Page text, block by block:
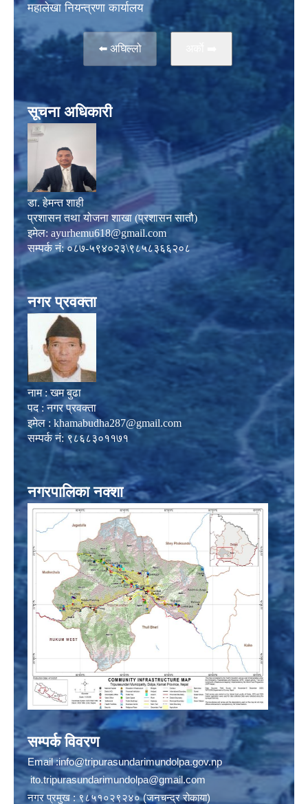
महालेखा नियन्त्रणा कार्यालय
⬅️ अघिल्लो
सूचना अधिकारी
डा. हेमन्त शाही
प्रशासन तथा योजना शाखा (प्रशासन सातौ)
इमेल: ayurhemu618@gmail.com
सम्पर्क नं: ०८७-५९४०२३\९८५८३६६२०८
नगर प्रवक्ता
नाम : खम बुढा
पद : नगर प्रवक्ता
इमेल : khamabudha287@gmail.com
सम्पर्क नं: ९८६८३०११७१
नगरपालिका नक्शा
सम्पर्क विवरण
Email :info@tripurasundarimundolpa.gov.np
ito.tripurasundarimundolpa@gmail.com
नगर प्रमुख : ९८५१०२९२४० (जनचन्द्र रोकाया)